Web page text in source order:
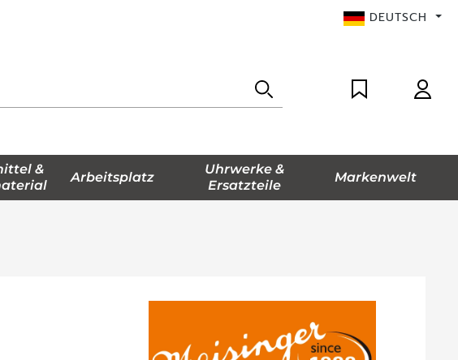
DEUTSCH
&
Arbeitsplatz
Uhrwerke &
Ersatzteile
Markenwelt